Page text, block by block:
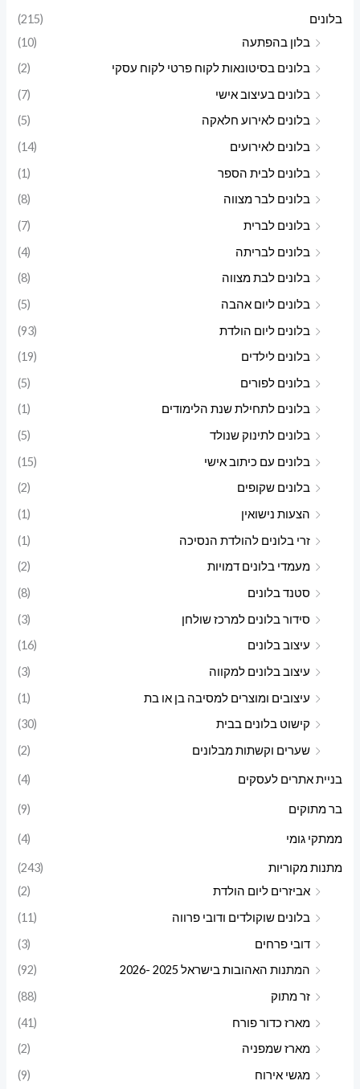
י
מ
ל
י
י
מ
ל
י
בלונים
(215)
בלון בהפתעה
(10)
בלונים בסיטונאות לקוח פרטי לקוח עסקי
(2)
בלונים בעיצוב אישי
(7)
בלונים לאירוע חלאקה
(5)
בלונים לאירועים
(14)
בלונים לבית הספר
(1)
בלונים לבר מצווה
(8)
בלונים לברית
(7)
בלונים לבריתה
(4)
בלונים לבת מצווה
(8)
בלונים ליום אהבה
(5)
בלונים ליום הולדת
(93)
בלונים לילדים
(19)
בלונים לפורים
(5)
בלונים לתחילת שנת הלימודים
(1)
בלונים לתינוק שנולד
(5)
בלונים עם כיתוב אישי
(15)
בלונים שקופים
(2)
הצעות נישואין
(1)
זרי בלונים להולדת הנסיכה
(1)
מעמדי בלונים דמויות
(2)
סטנד בלונים
(8)
סידור בלונים למרכז שולחן
(3)
עיצוב בלונים
(16)
עיצוב בלונים למקווה
(3)
עיצובים ומוצרים למסיבה בן או בת
(1)
קישוט בלונים בבית
(30)
שערים וקשתות מבלונים
(2)
בניית אתרים לעסקים (4)
בר מתוקים (9)
ממתקי גומי (4)
מתנות מקוריות
(243)
אביזרים ליום הולדת
(2)
בלונים שוקולדים ודובי פרווה
(11)
דובי פרחים
(3)
המתנות האהובות בישראל 2025 -2026
(92)
זר מתוק
(88)
מארז כדור פורח
(41)
מארז שמפניה
(2)
מגשי אירוח
(9)